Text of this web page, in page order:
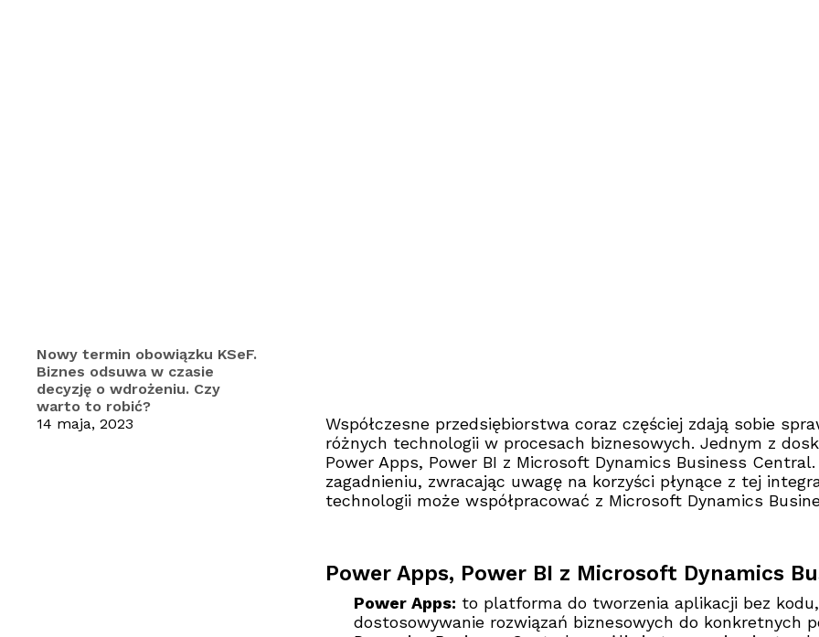
Nowy termin obowiązku KSeF.
Biznes odsuwa w czasie
decyzję o wdrożeniu. Czy
warto to robić?
14 maja, 2023
Współczesne przedsiębiorstwa coraz częściej zdają sobie
różnych technologii w procesach biznesowych. Jednym z
Power Apps, Power BI z Microsoft Dynamics Business
zagadnieniu, zwracając uwagę na korzyści płynące z tej
technologii może współpracować z Microsoft Dynamics
Power Apps, Power BI z Microsoft Dynamics
Power Apps: to platforma do tworzenia aplikacji bez
dostosowywanie rozwiązań biznesowych do konkretnych